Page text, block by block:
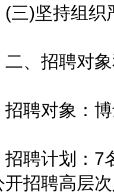
)坚持组织
招聘对象
对象：博
计划：7名
开招聘高层